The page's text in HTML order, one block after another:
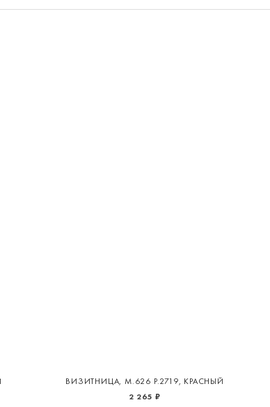
ВИЗИТНИЦА, М.626 Р.2719, КРАСНЫЙ
2 265 ₽